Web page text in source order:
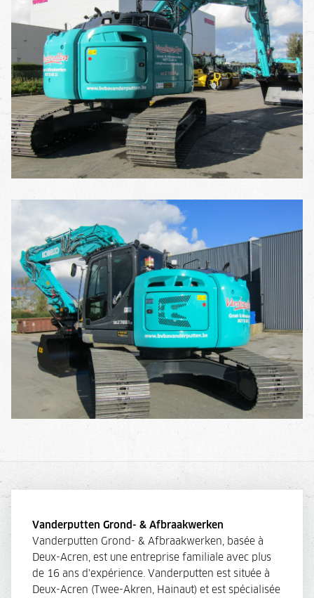
Vanderputten Grond- & Afbraakwerken
Vanderputten Grond- & Afbraakwerken, basée à
Deux-Acren, est une entreprise familiale avec plus
de 16 ans d'expérience. Vanderputten est située à
Deux-Acren (Twee-Akren, Hainaut) et est spécialisée